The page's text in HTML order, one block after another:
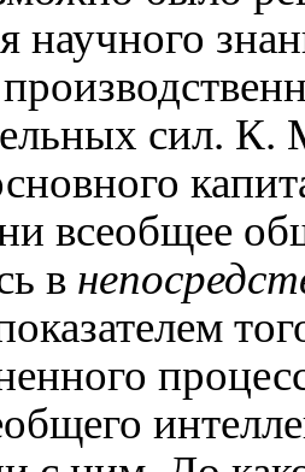
научного
сил. К.
всеобщее
в